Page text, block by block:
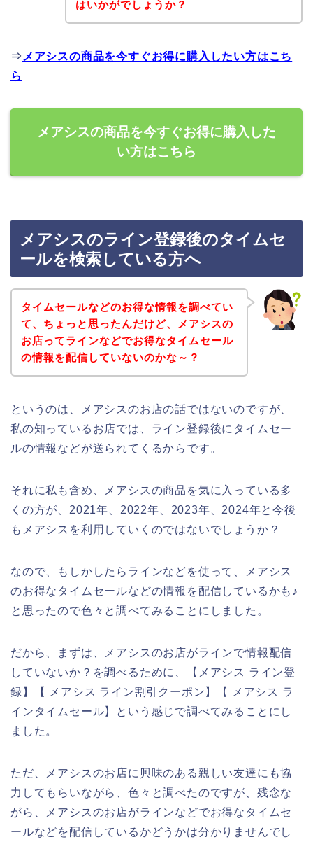
はいかがでしょうか？
⇒ メアシスの商品を今すぐお得に購入したい方はこち
ら
メアシスの商品を今すぐお得に購入した
い方はこちら
メアシスのライン登録後のタイムセ
ールを検索している方へ
タイムセールなどのお得な情報を調べてい
て、ちょっと思ったんだけど、メアシスの
お店ってラインなどでお得なタイムセール
の情報を配信していないのかな～？
というのは、メアシスのお店の話ではないのですが、
私の知っているお店では、ライン登録後にタイムセー
ルの情報などが送られてくるからです。
それに私も含め、メアシスの商品を気に入っている多
くの方が、2021年、2022年、2023年、2024年と今後
もメアシスを利用していくのではないでしょうか？
なので、もしかしたらラインなどを使って、メアシス
のお得なタイムセールなどの情報を配信しているかも♪
と思ったので色々と調べてみることにしました。
だから、まずは、メアシスのお店がラインで情報配信
していないか？を調べるために、【メアシス ライン登
録】【 メアシス ライン割引クーポン】【 メアシス ラ
インタイムセール】という感じで調べてみることにし
ました。
ただ、メアシスのお店に興味のある親しい友達にも協
力してもらいながら、色々と調べたのですが、残念な
がら、メアシスのお店がラインなどでお得なタイムセ
ールなどを配信しているかどうかは分かりませんでし